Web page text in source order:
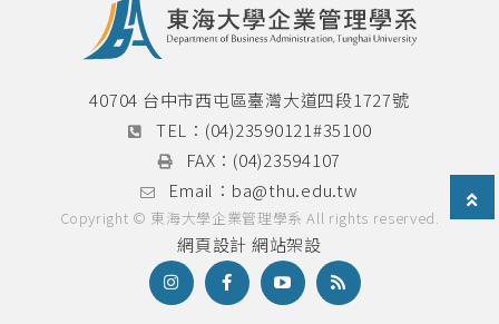
40704 台中市西屯區臺灣大道四段1727號
TEL： (04)23590121#35100
FAX： (04)23594107
Email： ba@thu.edu.tw
Copyright © 東海大學企業管理學系 All rights reserved.
網頁設計 網站架設